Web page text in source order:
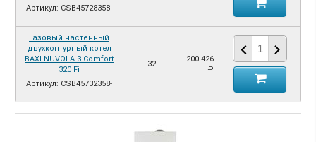
Артикул: CSB45728358-
Газовый настенный
двухконтурный котел
BAXI NUVOLA-3 Comfort
320 Fi
Артикул: CSB45732358-
32
200 426
₽